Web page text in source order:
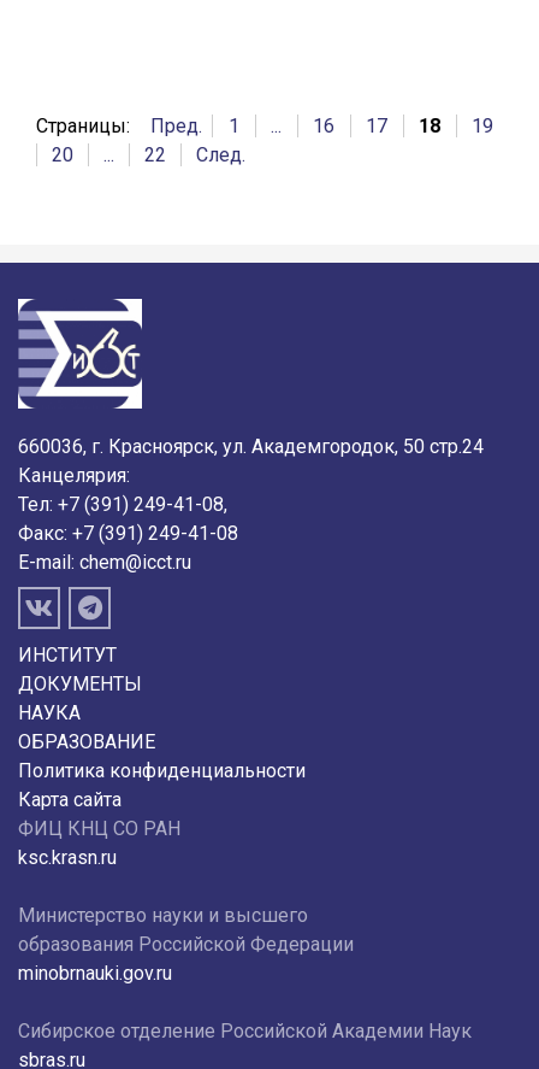
Страницы: Пред. 1 ... 16 17 18
19
20
... 22 След.
660036, г. Красноярск, ул. Академгородок, 50 стр.24
Канцелярия:
Тел: +7 (391) 249-41-08,
Факс: +7 (391) 249-41-08
E-mail: chem@icct.ru
ИНСТИТУТ
ДОКУМЕНТЫ
НАУКА
ОБРАЗОВАНИЕ
Политика конфиденциальности
Карта сайта
ФИЦ КНЦ СО РАН
ksc.krasn.ru
Министерство науки и высшего
образования Российской Федерации
minobrnauki.gov.ru
Сибирское отделение Российской Академии Наук
sbras.ru